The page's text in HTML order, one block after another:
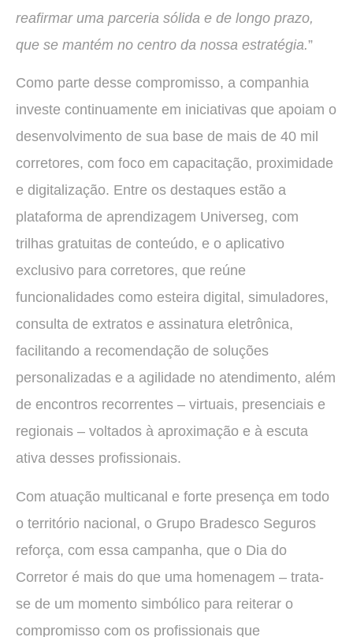
reafirmar uma parceria sólida e de longo prazo,
que se mantém no centro da nossa estratégia.”
Como parte desse compromisso, a companhia
investe continuamente em iniciativas que apoiam o
desenvolvimento de sua base de mais de 40 mil
corretores, com foco em capacitação, proximidade
e digitalização. Entre os destaques estão a
plataforma de aprendizagem Universeg, com
trilhas gratuitas de conteúdo, e o aplicativo
exclusivo para corretores, que reúne
funcionalidades como esteira digital, simuladores,
consulta de extratos e assinatura eletrônica,
facilitando a recomendação de soluções
personalizadas e a agilidade no atendimento, além
de encontros recorrentes – virtuais, presenciais e
regionais – voltados à aproximação e à escuta
ativa desses profissionais.
Com atuação multicanal e forte presença em todo
o território nacional, o Grupo Bradesco Seguros
reforça, com essa campanha, que o Dia do
Corretor é mais do que uma homenagem – trata-
se de um momento simbólico para reiterar o
compromisso com os profissionais que